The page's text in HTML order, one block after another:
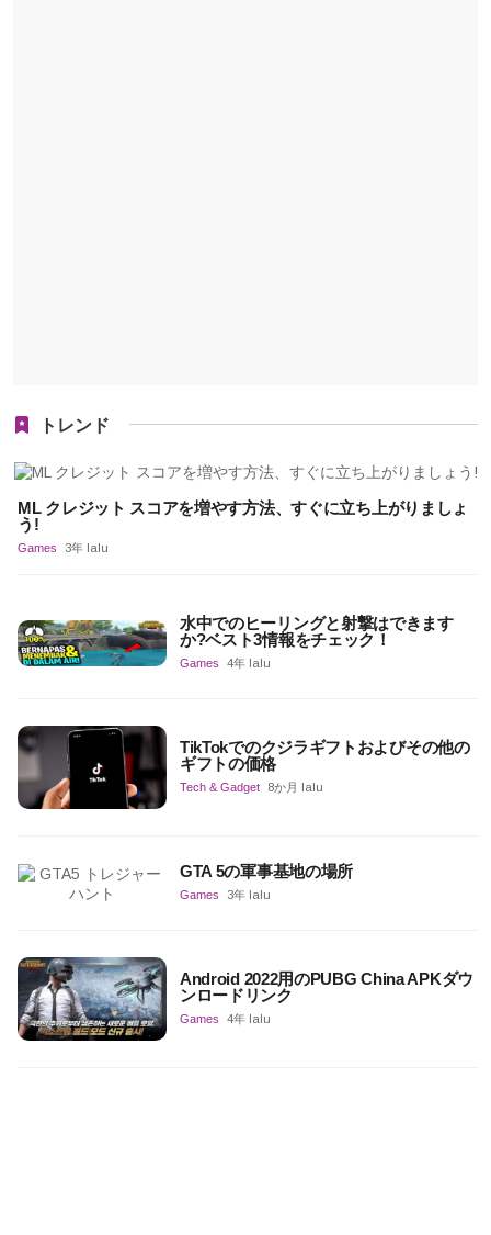
トレンド
ML クレジット スコアを増やす方法、すぐに立ち上がりましょ
う!
Games 3年 lalu
水中でのヒーリングと射撃はできます
か?ベスト3情報をチェック！
Games 4年 lalu
TikTokでのクジラギフトおよびその他の
ギフトの価格
Tech & Gadget 8か月 lalu
GTA 5の軍事基地の場所
Games 3年 lalu
Android 2022用のPUBG China APKダウ
ンロードリンク
Games 4年 lalu